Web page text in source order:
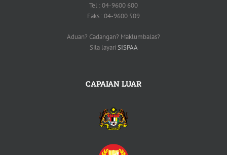
Tel : 04-9600 600
Faks : 04-9600 509
Aduan? Cadangan? Maklumbalas?
Sila layari SISPAA
CAPAIAN LUAR